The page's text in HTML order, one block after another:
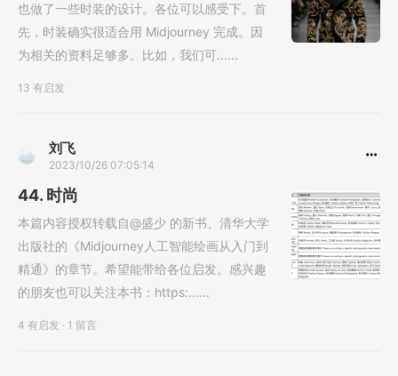
也做了一些时装的设计。各位可以感受下。首
先，时装确实很适合用 Midjourney 完成。因
为相关的资料足够多。比如，我们可......
13 有启发
刘飞
2023/10/26 07:05:14
44. 时尚
本篇内容授权转载自@盛少 的新书、清华大学
出版社的《Midjourney人工智能绘画从入门到
精通》的章节。希望能带给各位启发。感兴趣
的朋友也可以关注本书：https:......
4 有启发 · 1 留言